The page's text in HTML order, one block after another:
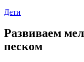
Дети
Развиваем
песком